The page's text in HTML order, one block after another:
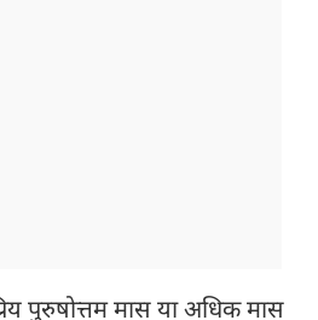
पुरुषोत्तम मास या अधिक मास